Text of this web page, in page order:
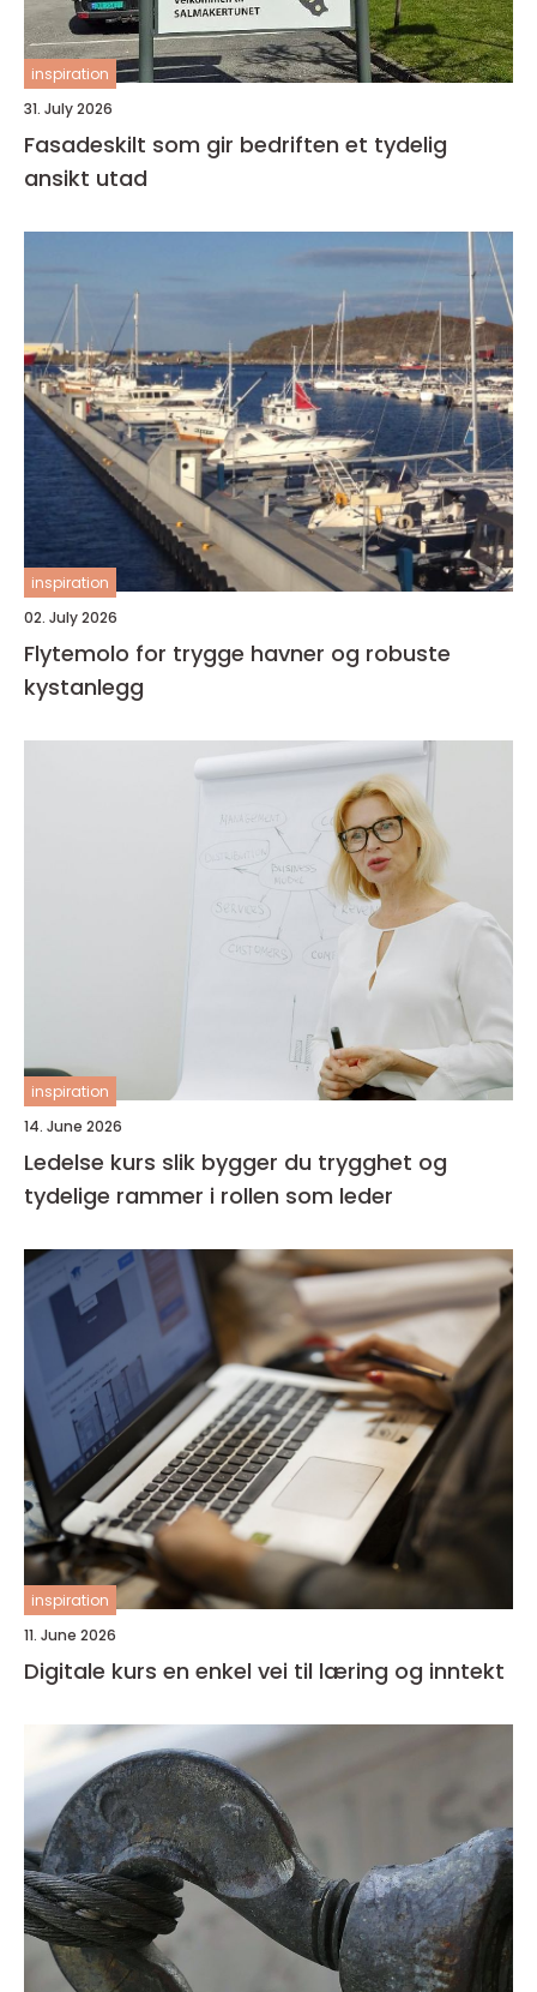
inspiration
31. July 2026
Fasadeskilt som gir bedriften et tydelig
ansikt utad
inspiration
02. July 2026
Flytemolo for trygge havner og robuste
kystanlegg
inspiration
14. June 2026
Ledelse kurs slik bygger du trygghet og
tydelige rammer i rollen som leder
inspiration
11. June 2026
Digitale kurs en enkel vei til læring og inntekt